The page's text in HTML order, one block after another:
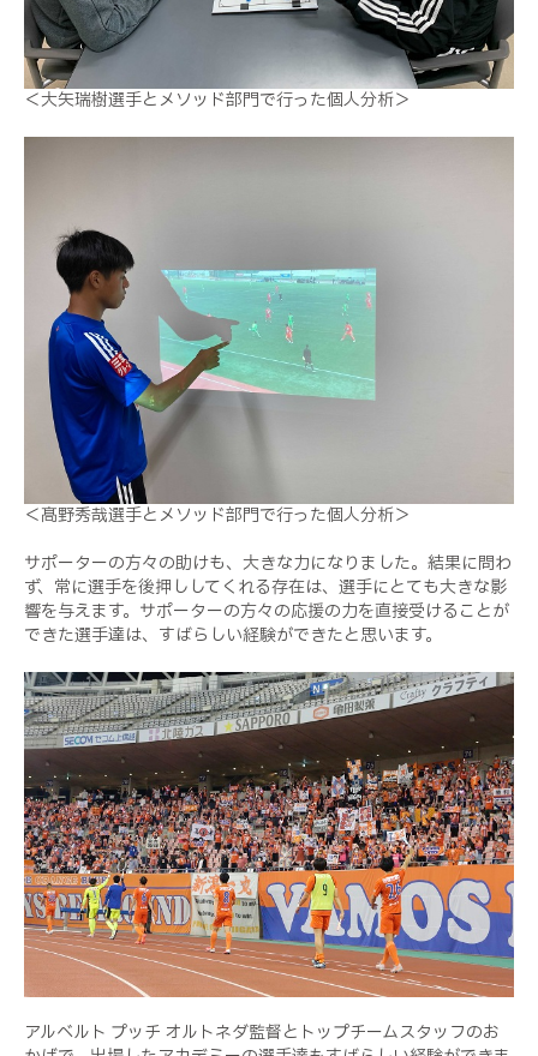
＜大矢瑞樹選手とメソッド部門で行った個人分析＞
＜髙野秀哉選手とメソッド部門で行った個人分析＞
サポーターの方々の助けも、大きな力になりました。結果に問わ
ず、常に選手を後押ししてくれる存在は、選手にとても大きな影
響を与えます。サポーターの方々の応援の力を直接受けることが
できた選手達は、すばらしい経験ができたと思います。
アルベルト プッチ オルトネダ監督とトップチームスタッフのお